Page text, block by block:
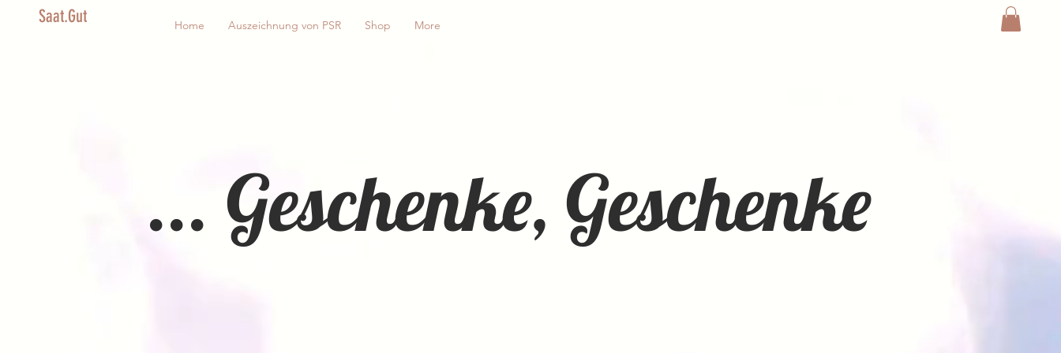
Saat.Gut Home Auszeichnung von PSR Shop More
... Geschenke, Geschenke